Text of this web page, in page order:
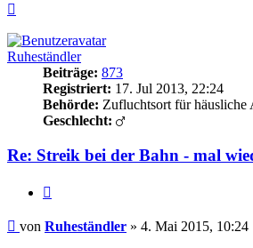
Ruheständler
Beiträge: 873
Registriert: 17. Jul 2013, 22:24
Behörde: Zufluchtsort für häusliche
Geschlecht:
Re: Streik bei der Bahn - mal
Beitrag
von Ruheständler » 4. Mai 2015, 10:24